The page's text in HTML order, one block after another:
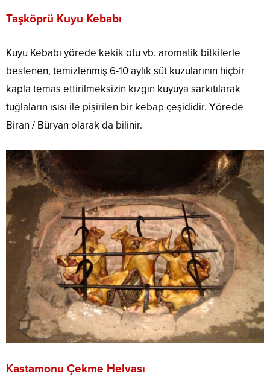
Taşköprü Kuyu Kebabı
Kuyu Kebabı yörede kekik otu vb. aromatik bitkilerle
beslenen, temizlenmiş 6-10 aylık süt kuzularının hiçbir
kapla temas ettirilmeksizin kızgın kuyuya sarkıtılarak
tuğlaların ısısı ile pişirilen bir kebap çeşididir. Yörede
Biran / Büryan olarak da bilinir.
Kastamonu Çekme Helvası